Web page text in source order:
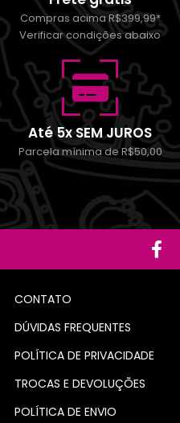
Compras acima R$399,99*
Verificar condições abaixo
Até 5x SEM JUROS
Parcela mínima de R$50,00
CONTATO
DÚVIDAS FREQUENTES
POLÍTICA DE PRIVACIDADE
TROCAS E DEVOLUÇÕES
POLÍTICA DE ENVIO